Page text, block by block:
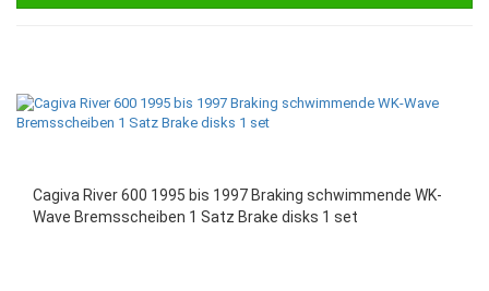
Cagiva River 600 1995 bis 1997 Braking schwimmende WK-
Wave Bremsscheiben 1 Satz Brake disks 1 set